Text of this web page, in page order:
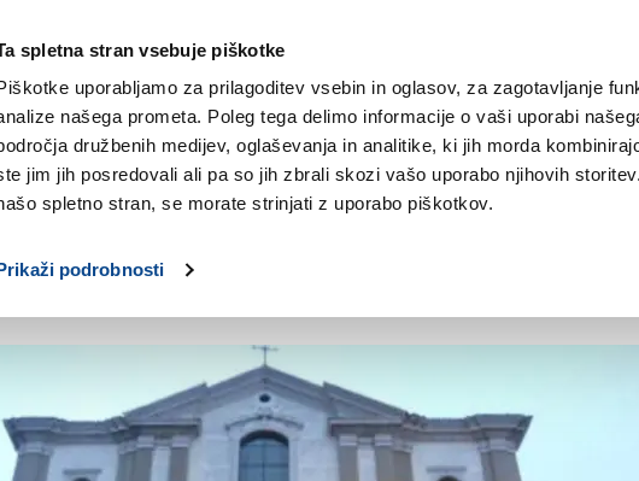
spletna stran vsebuje piškotke
uporabljamo za prilagoditev vsebin in oglasov, za zagotavljanje
našega prometa. Poleg tega delimo informacije o vaši uporabi
družbenih medijev, oglaševanja in analitike, ki jih morda
jim jih posredovali ali pa so jih zbrali skozi vašo uporabo njihovih
spletno stran, se morate strinjati z uporabo piškotkov.
podrobnosti
torek,
4. avgusta 2026
NOVICE TRŽAŠKA GORIŠKA KULTURA
do cerkve sv. Marije